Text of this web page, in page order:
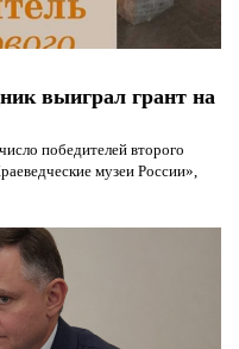
выиграл грант на
победителей второго
музеи России»,